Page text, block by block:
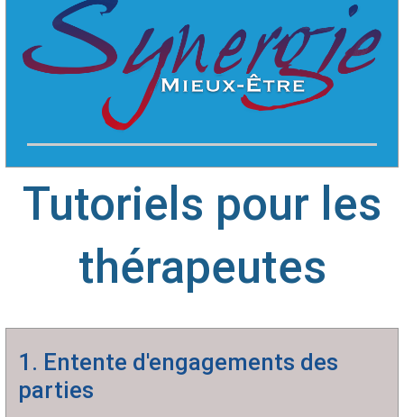
Tutoriels pour les
thérapeutes
1. Entente d'engagements des
parties